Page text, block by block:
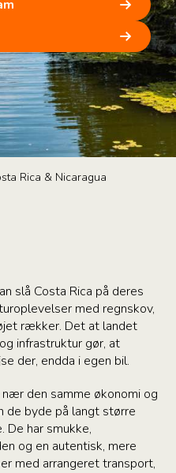
Rica & Nicaragua
slå Costa Rica på deres
med regnskov,
rækker. Det at landet
infrastruktur gør, at
der, endda i egen bil.
nær den samme økonomi og
de byde på langt større
De har smukke,
og en autentisk, mere
med arrangeret transport,